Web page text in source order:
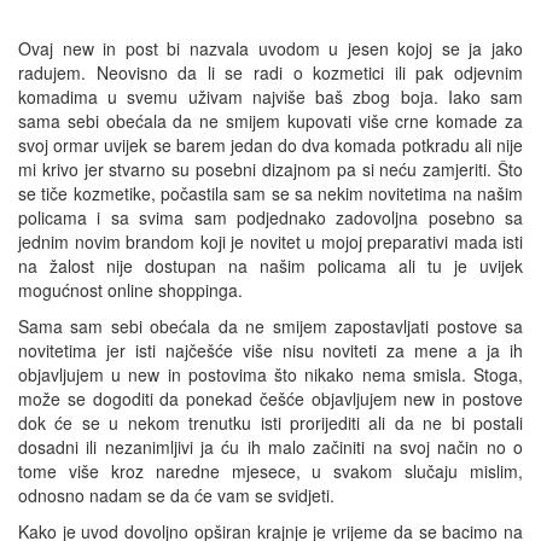
Ovaj new in post bi nazvala uvodom u jesen kojoj se ja jako
radujem. Neovisno da li se radi o kozmetici ili pak odjevnim
komadima u svemu uživam najviše baš zbog boja. Iako sam
sama sebi obećala da ne smijem kupovati više crne komade za
svoj ormar uvijek se barem jedan do dva komada potkradu ali nije
mi krivo jer stvarno su posebni dizajnom pa si neću zamjeriti. Što
se tiče kozmetike, počastila sam se sa nekim novitetima na našim
policama i sa svima sam podjednako zadovoljna posebno sa
jednim novim brandom koji je novitet u mojoj preparativi mada isti
na žalost nije dostupan na našim policama ali tu je uvijek
mogućnost online shoppinga.
Sama sam sebi obećala da ne smijem zapostavljati postove sa
novitetima jer isti najčešće više nisu noviteti za mene a ja ih
objavljujem u new in postovima što nikako nema smisla. Stoga,
može se dogoditi da ponekad češće objavljujem new in postove
dok će se u nekom trenutku isti prorijediti ali da ne bi postali
dosadni ili nezanimljivi ja ću ih malo začiniti na svoj način no o
tome više kroz naredne mjesece, u svakom slučaju mislim,
odnosno nadam se da će vam se svidjeti.
Kako je uvod dovoljno opširan krajnje je vrijeme da se bacimo na